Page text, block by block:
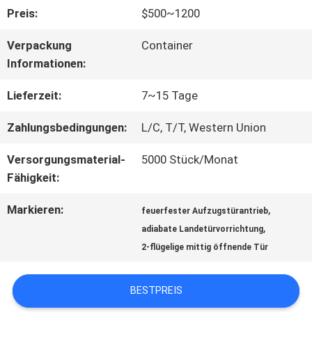
AUSFLUG
QUALITÄTSKONTROLLE
TRETEN
MIT
UNS
VERBINDUNG
Preis: $500~1200
Verpackung
Informationen:
Container
Lieferzeit: 7~15 Tage
Zahlungsbedingungen: L/C, T/T, Western Union
Versorgungsmaterial-
Fähigkeit:
5000 Stück/Monat
Markieren: feuerfester Aufzugstürantrieb,
adiabate Landetürvorrichtung,
2-flügelige mittig öffnende Tür
BESTPREIS